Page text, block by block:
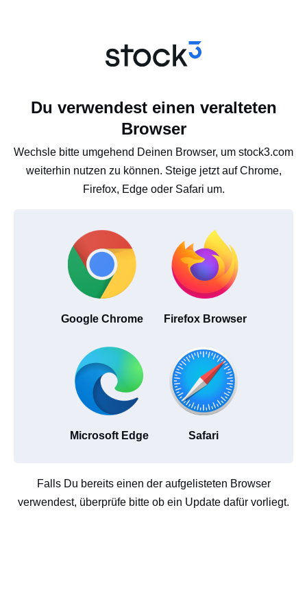
Du verwendest einen veralteten
Browser
Wechsle bitte umgehend Deinen Browser, um stock3.com
weiterhin nutzen zu können. Steige jetzt auf Chrome,
Firefox, Edge oder Safari um.
Google Chrome Firefox Browser
Microsoft Edge Safari
Falls Du bereits einen der aufgelisteten Browser
verwendest, überprüfe bitte ob ein Update dafür vorliegt.